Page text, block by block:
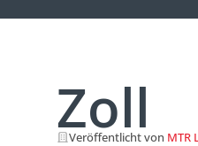
Zoll
Veröffentlicht von MTR